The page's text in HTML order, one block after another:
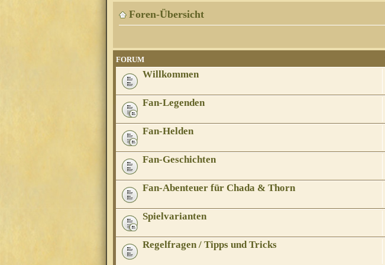
Foren-Übersicht
FORUM
Willkommen
Fan-Legenden
Fan-Helden
Fan-Geschichten
Fan-Abenteuer für Chada & Thorn
Spielvarianten
Regelfragen / Tipps und Tricks